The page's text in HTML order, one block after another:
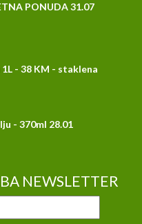
PONUDA 31.07
- 38 KM - staklena
- 370ml 28.01
NEWSLETTER